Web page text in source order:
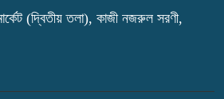
(দ্বিতীয় তলা), কাজী নজরুল সরণী,